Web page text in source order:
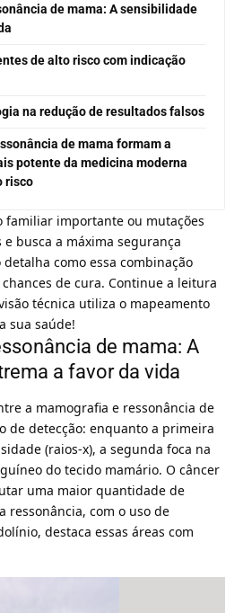
de mama: A sensibilidade
de alto risco com indicação
na redução de resultados falsos
de mama formam a
potente da medicina moderna
risco
familiar importante ou mutações
busca a máxima segurança
como essa combinação
de cura. Continue a leitura
técnica utiliza o mapeamento
sua saúde!
de mama: A
a favor da vida
a mamografia e ressonância de
de detecção: enquanto a primeira
(raios-x), a segunda foca na
do tecido mamário. O câncer
uma maior quantidade de
ressonância, com o uso de
destaca essas áreas com